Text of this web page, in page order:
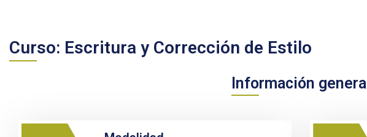
Curso: Escritura y Corrección de Estilo
Información general